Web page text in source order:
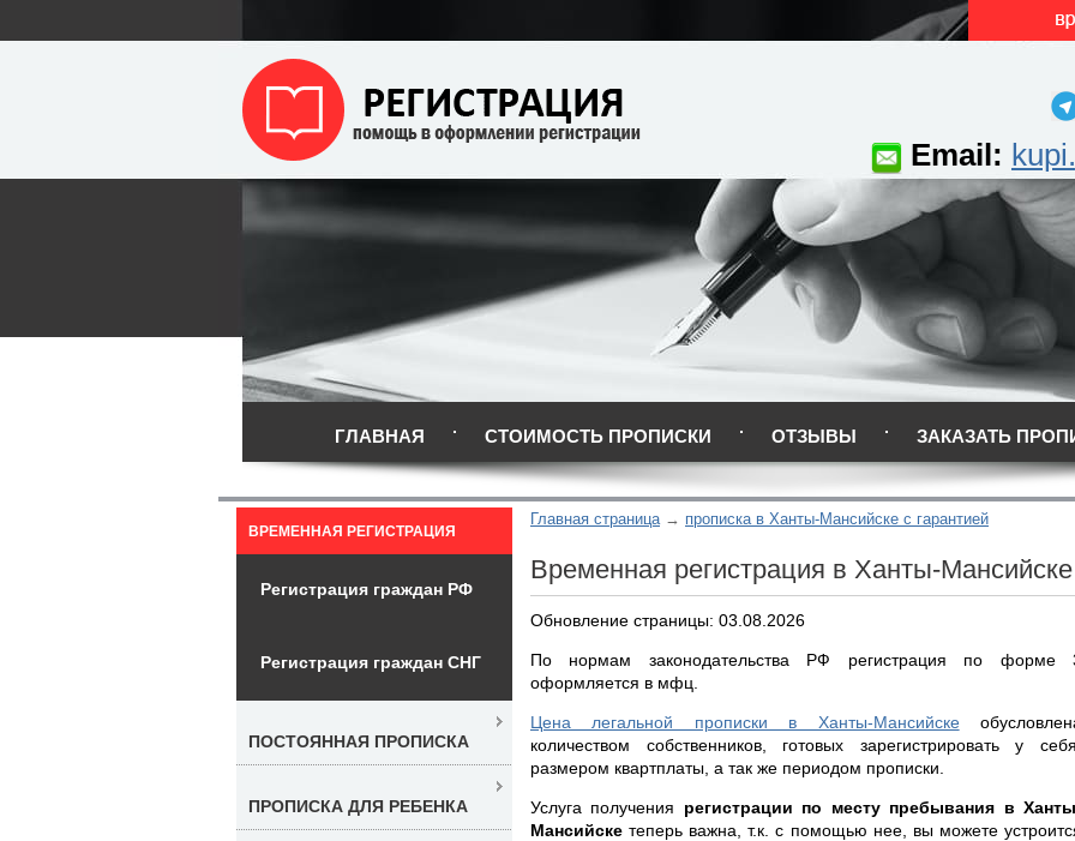
Email:
ГЛАВНАЯ СТОИМОСТЬ ПРОПИСКИ ОТЗЫВЫ ЗАКАЗАТЬ
Главная страница прописка в Ханты-Мансийске с гарантией
Временная регистрация в Ханты-Мансийске
Обновление страницы: 03.08.2026
По нормам законодательства РФ регистрация по форме
оформляется в мфц.
Цена легальной прописки в Ханты-Мансийске
количеством собственников, готовых зарегистрировать у себя,
размером квартплаты, а так же периодом прописки.
Услуга получения регистрации по месту пребывания в
Мансийскетеперь важна, т.к. с помощью нее, вы можете
ВРЕМЕННАЯ РЕГИСТРАЦИЯ
Регистрация граждан РФ
Регистрация граждан СНГ
ПОСТОЯННАЯ ПРОПИСКА
ПРОПИСКА ДЛЯ РЕБЕНКА